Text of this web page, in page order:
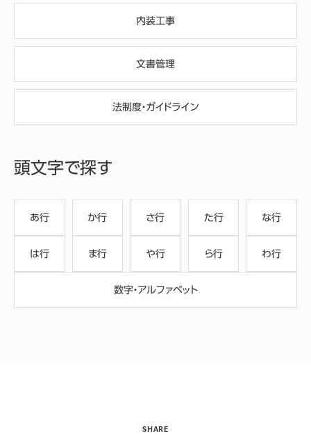
内装工事
文書管理
法制度・ガイドライン
頭文字で探す
あ行 か行 さ行 た行 な行
は行 ま行 や行 ら行 わ行
数字・アルファベット
SHARE